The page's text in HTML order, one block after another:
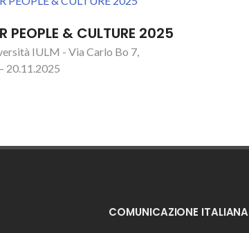
PEOPLE & CULTURE 2025
IULM - Via Carlo Bo 7,
20.11.2025
COMUNICAZIONE ITALIANA